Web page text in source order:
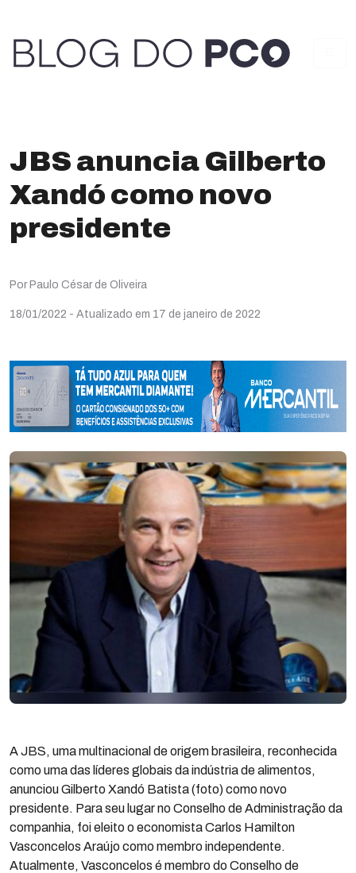
JBS anuncia Gilberto
Xandó como novo
presidente
Por Paulo César de Oliveira
18/01/2022 - Atualizado em 17 de janeiro de 2022
A JBS, uma multinacional de origem brasileira, reconhecida
como uma das líderes globais da indústria de alimentos,
anunciou Gilberto Xandó Batista (foto) como novo
presidente. Para seu lugar no Conselho de Administração da
companhia, foi eleito o economista Carlos Hamilton
Vasconcelos Araújo como membro independente.
Atualmente, Vasconcelos é membro do Conselho de